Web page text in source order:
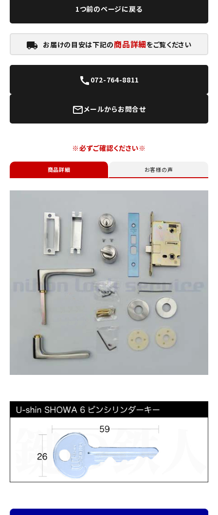
1つ前のページに戻る
local_shipping お届けの目安は下記の商品詳細をご覧ください
call 072-764-8811
mail_outlineメールからお問合せ
※必ずご確認ください※
商品詳細 お客様の声